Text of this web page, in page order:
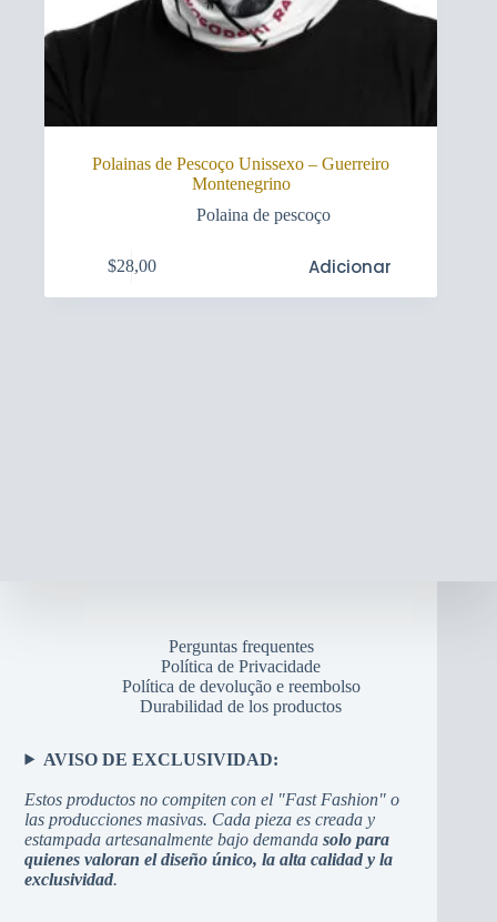
Polainas de Pescoço Unissexo – Guerreiro
Montenegrino
Polaina de pescoço
$28,00 Adicionar
Perguntas frequentes
Política de Privacidade
Política de devolução e reembolso
Durabilidad de los productos
AVISO DE EXCLUSIVIDAD:
Estos productos no compiten con el "Fast Fashion" o
las producciones masivas. Cada pieza es creada y
estampada artesanalmente bajo demandasolo para
quienes valoran el diseño único, la alta calidad y la
exclusividad.